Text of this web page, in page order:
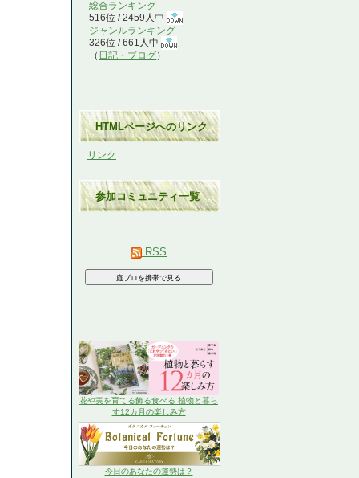
総合ランキング
516位 / 2459人中
ジャンルランキング
326位 / 661人中
（ 日記・ブログ）
HTMLページへのリンク
リンク
参加コミュニティ一覧
RSS
花や実を育てる飾る食べる 植物と暮ら
す12カ月の楽しみ方
今日のあなたの運勢は？